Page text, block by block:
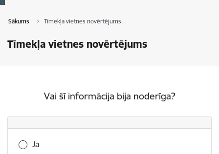
Sākums Tīmekļa vietnes novērtējums
Tīmekļa vietnes novērtējums
Vai šī informācija bija noderīga?
Vai šī informācija bija noderīga?
Jā